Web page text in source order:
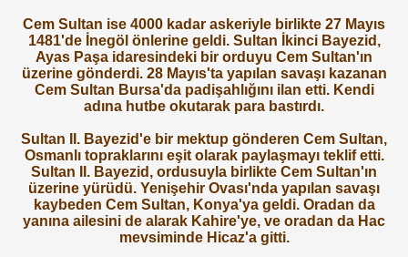
Cem Sultan ise 4000 kadar askeriyle birlikte 27 Mayıs
1481'de İnegöl önlerine geldi. Sultan İkinci Bayezid,
Ayas Paşa idaresindeki bir orduyu Cem Sultan'ın
üzerine gönderdi. 28 Mayıs'ta yapılan savaşı kazanan
Cem Sultan Bursa'da padişahlığını ilan etti. Kendi
adına hutbe okutarak para bastırdı.
Sultan II. Bayezid'e bir mektup gönderen Cem Sultan,
Osmanlı topraklarını eşit olarak paylaşmayı teklif etti.
Sultan II. Bayezid, ordusuyla birlikte Cem Sultan'ın
üzerine yürüdü. Yenişehir Ovası'nda yapılan savaşı
kaybeden Cem Sultan, Konya'ya geldi. Oradan da
yanına ailesini de alarak Kahire'ye, ve oradan da Hac
mevsiminde Hicaz'a gitti.